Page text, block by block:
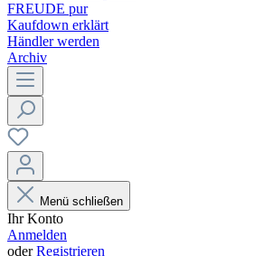
FREUDE pur
Kaufdown erklärt
Händler werden
Archiv
Menü schließen
Ihr Konto
Anmelden
oderRegistrieren